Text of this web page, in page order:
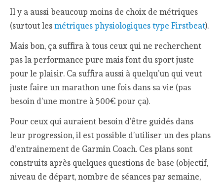
Il y a aussi beaucoup moins de choix de métriques
(surtout les métriques physiologiques type Firstbeat).
Mais bon, ça suffira à tous ceux qui ne recherchent
pas la performance pure mais font du sport juste
pour le plaisir. Ca suffira aussi à quelqu’un qui veut
juste faire un marathon une fois dans sa vie (pas
besoin d’une montre à 500€ pour ça).
Pour ceux qui auraient besoin d’être guidés dans
leur progression, il est possible d’utiliser un des plans
d’entrainement de Garmin Coach. Ces plans sont
construits après quelques questions de base (objectif,
niveau de départ, nombre de séances par semaine,